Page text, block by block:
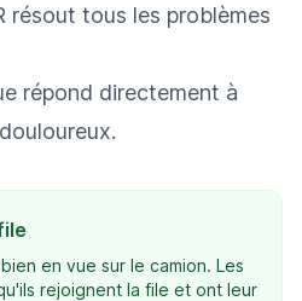
résout tous les problèmes
répond directement à
en vue sur le camion. Les
rejoignent la file et ont leur